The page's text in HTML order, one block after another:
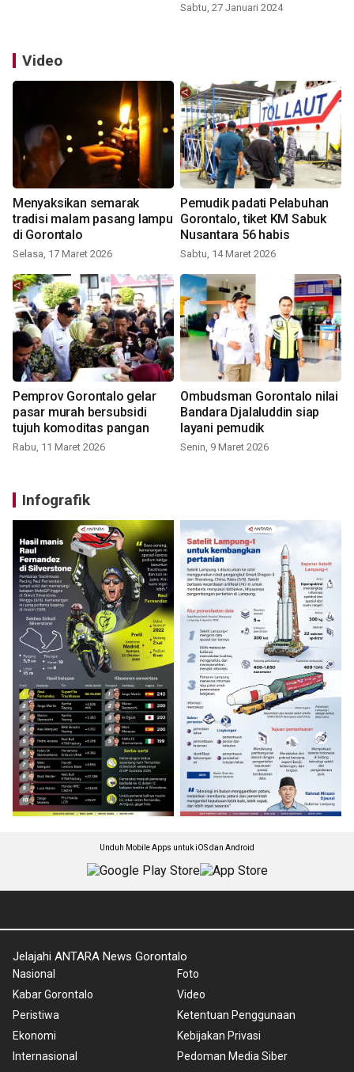
Sabtu, 27 Januari 2024
Video
Menyaksikan semarak
tradisi malam pasang lampu
di Gorontalo
Selasa, 17 Maret 2026
Pemudik padati Pelabuhan
Gorontalo, tiket KM Sabuk
Nusantara 56 habis
Sabtu, 14 Maret 2026
Pemprov Gorontalo gelar
pasar murah bersubsidi
tujuh komoditas pangan
Rabu, 11 Maret 2026
Ombudsman Gorontalo nilai
Bandara Djalaluddin siap
layani pemudik
Senin, 9 Maret 2026
Infografik
Unduh Mobile Apps untuk iOS dan Android
Jelajahi ANTARA News Gorontalo
Nasional
Kabar Gorontalo
Peristiwa
Ekonomi
Internasional
Foto
Video
Ketentuan Penggunaan
Kebijakan Privasi
Pedoman Media Siber